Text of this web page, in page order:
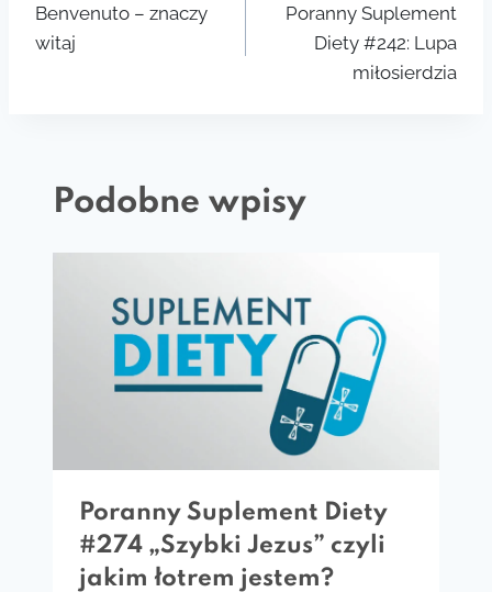
wpisu
Benvenuto – znaczy
witaj
Poranny Suplement
Diety #242: Lupa
miłosierdzia
Podobne wpisy
Poranny Suplement Diety
#274 „Szybki Jezus” czyli
jakim łotrem jestem?